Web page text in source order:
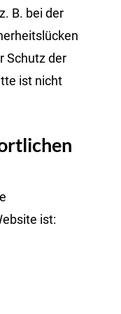
B. bei der
Schutz der
ist nicht
ist: